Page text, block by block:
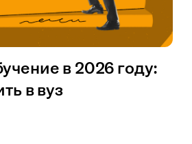
в 2026 году:
в вуз